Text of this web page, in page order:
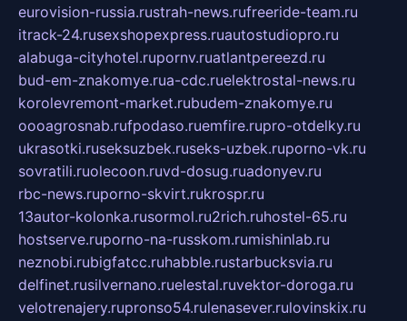
eurovision-russia.rustrah-news.rufreeride-team.ru
itrack-24.rusexshopexpress.ruautostudiopro.ru
alabuga-cityhotel.rupornv.ruatlantpereezd.ru
bud-em-znakomye.rua-cdc.ruelektrostal-news.ru
korolevremont-market.rubudem-znakomye.ru
oooagrosnab.rufpodaso.ruemfire.rupro-otdelky.ru
ukrasotki.ruseksuzbek.ruseks-uzbek.ruporno-vk.ru
sovratili.ruolecoon.ruvd-dosug.ruadonyev.ru
rbc-news.ruporno-skvirt.rukrospr.ru
13autor-kolonka.rusormol.ru2rich.ruhostel-65.ru
hostserve.ruporno-na-russkom.rumishinlab.ru
neznobi.rubigfatcc.ruhabble.rustarbucksvia.ru
delfinet.rusilvernano.ruelestal.ruvektor-doroga.ru
velotrenajery.rupronso54.rulenasever.rulovinskix.ru